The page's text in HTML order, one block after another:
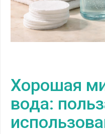
Хорошая
вода: